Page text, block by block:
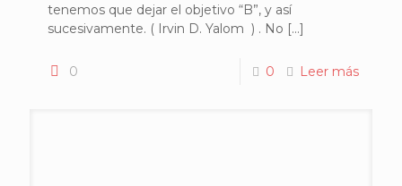
tenemos que dejar el objetivo “B”, y así
sucesivamente. ( Irvin D. Yalom ) . No […]
0 0 Leer más